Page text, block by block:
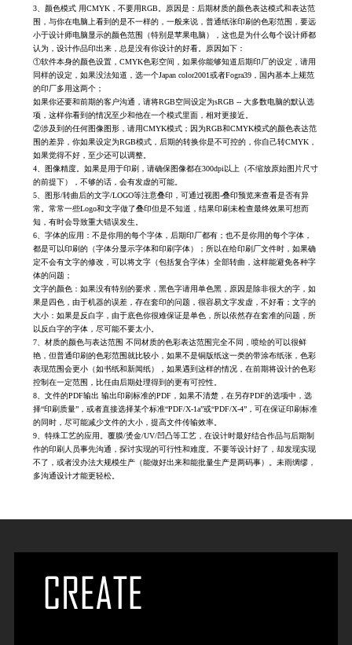
3、颜色模式 用CMYK，不要用RGB。原因是：后期材质的颜色表达模式和表达范
围，与你在电脑上看到的是不一样的，一般来说，普通纸张印刷的色彩范围，要远
小于设计师电脑显示的颜色范围（特别是苹果电脑），这也是为什么每个设计师都
认为，设计作品印出来，总是没有你设计的好看。原因如下：
①软件本身的颜色设置，CMYK色彩空间，如果你能够知道后期印厂的设定，请用
同样的设定，如果没法知道，选一个Japan color2001或者Fogra39，国内基本上规范
的印厂多用这两个；
如果你还要和前期的客户沟通，请将RGB空间设定为sRGB -- 大多数电脑的默认选
项，这样你看到的情况至少和他在一个模式里面，相对更接近。
②涉及到的任何图像图形，请用CMYK模式；因为RGB和CMYK模式的颜色表达范
围的差异，你如果设定为RGB模式，后期的转换你是不可控的，你自己转CMYK，
如果觉得不好，至少还可以调整。
4、图像精度。如果是用于印刷，请确保图像都在300dpi以上（不缩放原始图片尺寸
的前提下），不够的话，会有发虚的可能。
5、图形/转曲后的文字/LOGO等注意叠印，可通过视图-叠印预览来查看是否有异
常。常常一些Logo和文字做了叠印但是不知道，结果印刷未检查最终效果可想而
知，有时会导致重大错误发生。
6、字体的应用：不是你用的每个字体，后期印厂都有；也不是你用的每个字体，
都是可以印刷的（字体分显示字体和印刷字体）；所以在给印刷厂文件时，如果确
定不会有文字的修改，可以将文字（包括复合字体）全部转曲，这样能避免各种字
体的问题；
文字的颜色：如果没有特别的要求，黑色字请用单色黑，原因是除非很大的字，如
果是四色，由于机器的误差，存在套印的问题，很容易文字发虚，不好看；文字的
大小：如果是反白字，由于底色你很难保证是单色，所以依然存在套准的问题，所
以反白字的字体，尽可能不要太小。
7、材质的颜色与表达范围 不同材质的色彩表达范围完全不同，喷绘的可以很鲜
艳，但普通印刷的色彩范围就比较小，如果不是铜版纸这一类的带涂布纸张，色彩
表现范围会更小（如书纸和新闻纸），如果遇到这样的情况，在前期将设计的色彩
控制在一定范围，比任由后期处理得到的更有可控性。
8、文件的PDF输出 输出印刷标准的PDF，如果不清楚，在另存PDF的选项中，选
择“印刷质量”，或者直接选择某个标准“PDF/X-1a”或“PDF/X-4”，可在保证印刷标准
的同时，尽可能减少文件的大小，提高文件传输效率。
9、特殊工艺的应用。覆膜/烫金/UV/凹凸等工艺，在设计时最好结合作品与后期制
作的印刷人员事先沟通，探讨实现的可行性和难度。不要等设计好了，却发现实现
不了，或者没办法大规模生产（能做好出来和能批量生产是两码事）。未雨绸缪，
多沟通设计才能更轻松。